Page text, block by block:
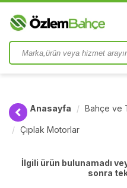
Anasayfa Bahçe ve
Çıplak Motorlar
İlgili ürün bulunamadı
sonra